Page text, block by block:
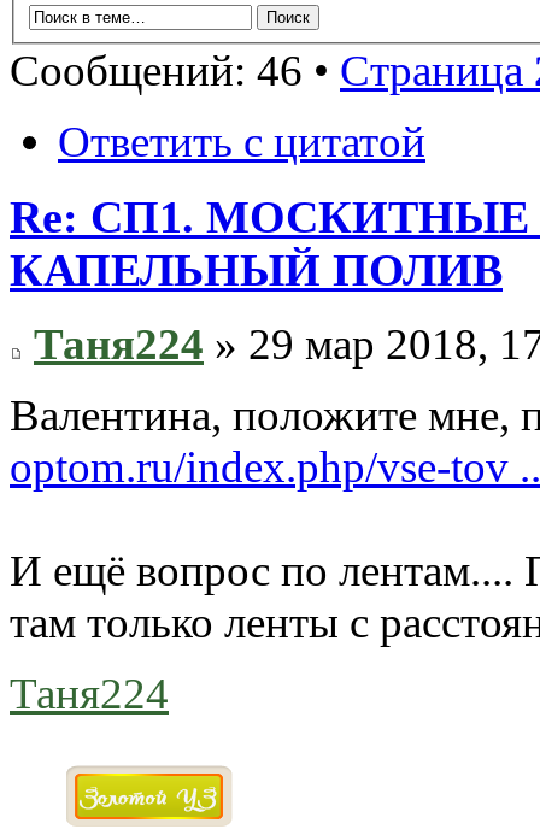
Сообщений: 46 • Страница
Ответить с цитатой
Re: СП1.
КАПЕЛЬНЫЙ ПОЛИВ
Таня224 » 29 мар 2018,
Валентина, положите мне,
optom.ru/index.php/vse-tov
И ещё вопрос по лентам....
там только ленты с
Таня224